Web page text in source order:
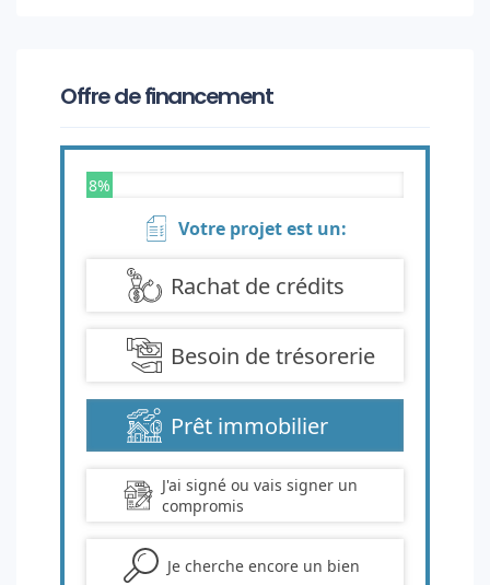
Offre de financement